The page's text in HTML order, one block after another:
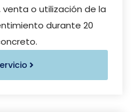
o utilización de la
durante 20